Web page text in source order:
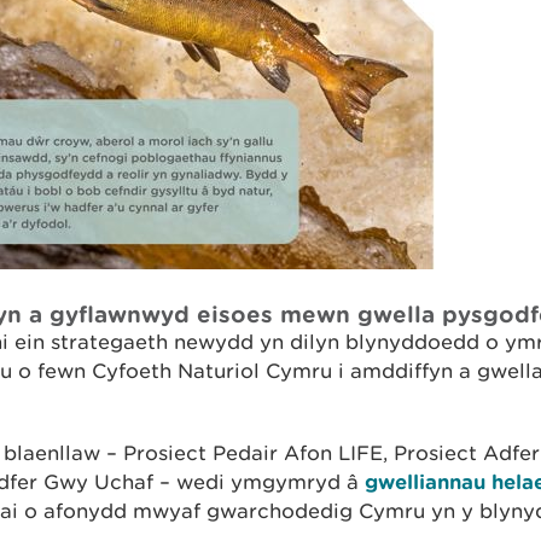
a gyflawnwyd eisoes mewn gwella
ein strategaeth newydd yn dilyn blynyddoedd o
o fewn Cyfoeth Naturiol Cymru i amddiffyn a
– Prosiect Pedair Afon LIFE, Prosiect
Gwy Uchaf – wedi ymgymryd â gwelliannau
o afonydd mwyaf gwarchodedig Cymru yn y